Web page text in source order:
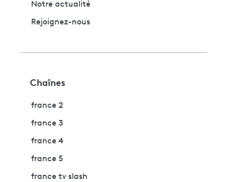
Notre actualité
Rejoignez-nous
Chaînes
france 2
france 3
france 4
france 5
france tv slash